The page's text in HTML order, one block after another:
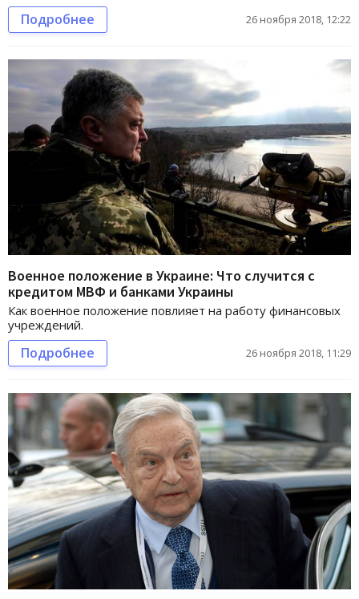
Подробнее 26 ноября 2018, 12:22
Военное положение в Украине: Что случится с
кредитом МВФ и банками Украины
Как военное положение повлияет на работу финансовых
учреждений.
Подробнее 26 ноября 2018, 11:29